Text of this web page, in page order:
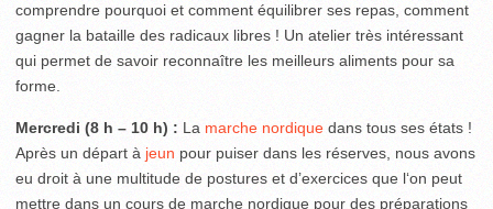
comprendre pourquoi et comment équilibrer ses repas, comment
gagner la bataille des radicaux libres ! Un atelier très intéressant
qui permet de savoir reconnaître les meilleurs aliments pour sa
forme.
Mercredi (8 h – 10 h) : La marche nordique dans tous ses états !
Après un départ à jeun pour puiser dans les réserves, nous avons
eu droit à une multitude de postures et d’exercices que l‘on peut
mettre dans un cours de marche nordique pour des préparations